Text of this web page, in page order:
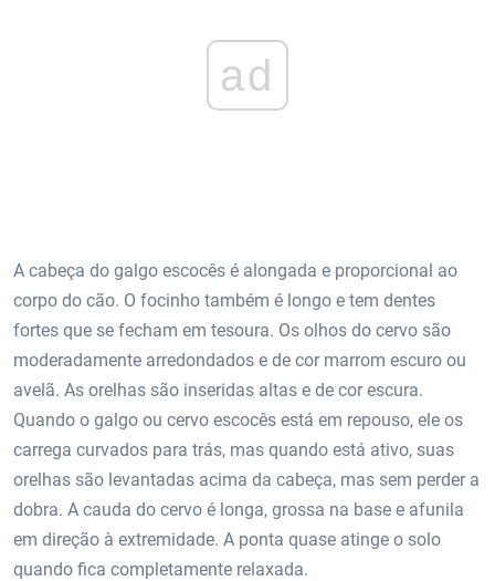
ad
A cabeça do galgo escocês é alongada e proporcional ao
corpo do cão. O focinho também é longo e tem dentes
fortes que se fecham em tesoura. Os olhos do cervo são
moderadamente arredondados e de cor marrom escuro ou
avelã. As orelhas são inseridas altas e de cor escura.
Quando o galgo ou cervo escocês está em repouso, ele os
carrega curvados para trás, mas quando está ativo, suas
orelhas são levantadas acima da cabeça, mas sem perder a
dobra. A cauda do cervo é longa, grossa na base e afunila
em direção à extremidade. A ponta quase atinge o solo
quando fica completamente relaxada.